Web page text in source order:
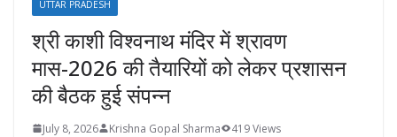
UTTAR PRADESH
श्री काशी विश्वनाथ मंदिर में श्रावण
मास-2026 की तैयारियों को लेकर प्रशासन
की बैठक हुई संपन्न
July 8, 2026 Krishna Gopal Sharma
419 Views